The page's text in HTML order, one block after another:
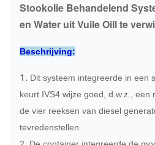
Stookolie Behandelend
en Water uit Vuile Oill te
Beschrijving:
1. Dit systeem integreerde in een
keurt IVS4 wijze goed, d.w.z., een
de vier reeksen van diesel
tevredenstellen.